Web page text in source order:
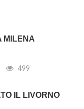
MILENA
499
IL LIVORNO